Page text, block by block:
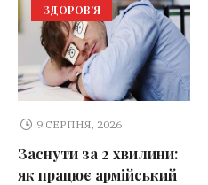
ЗДОРОВ'Я
9 СЕРПНЯ, 2026
Заснути за 2 хвилини:
як працює армійський